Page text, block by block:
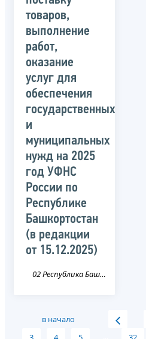
товаров,
выполнение
работ,
оказание
услуг для
обеспечения
государственных
и
муниципальных
нужд на 2025
год УФНС
России по
Республике
Башкортостан
(в редакции
от 15.12.2025)
02 Республика Башкортостан
в начало